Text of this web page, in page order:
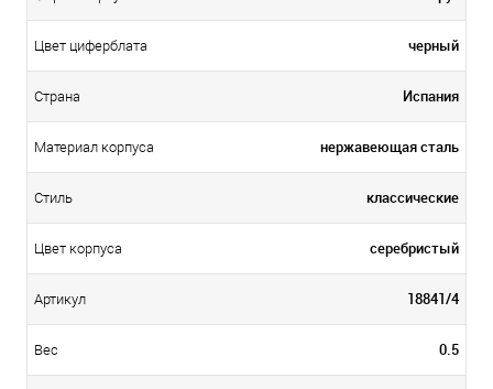
Цвет циферблата черный
Страна Испания
Материал корпуса нержавеющая сталь
Стиль классические
Цвет корпуса серебристый
Артикул 18841/4
Вес 0.5